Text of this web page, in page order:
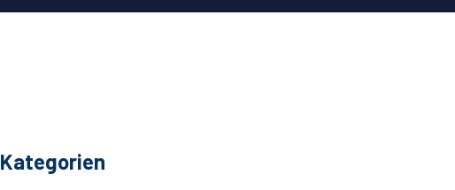
Kategorien